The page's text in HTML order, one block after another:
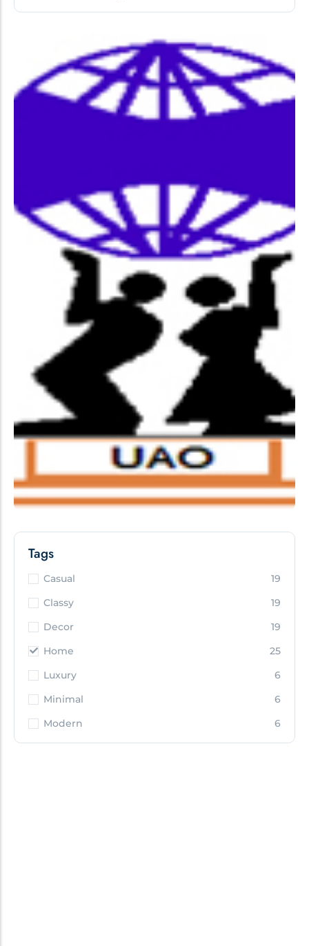
Tags
Casual
19
Classy
19
Decor
19
Home
25
Luxury
6
Minimal
6
Modern
6